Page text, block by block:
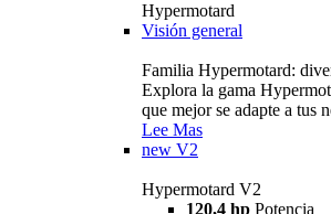
Hypermotard
Visión general
Familia Hypermotard:
Explora la gama
que mejor se adapte a tus
Lee Mas
new V2
Hypermotard V2
120,4 hp Potencia